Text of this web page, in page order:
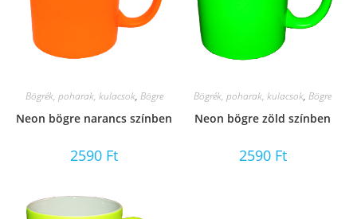
Bögrék, poharak, kulacsok, Bögre
Neon bögre narancs színben
2590 Ft
Bögrék, poharak, kulacsok,Bögre
Neon bögre zöld színben
2590 Ft